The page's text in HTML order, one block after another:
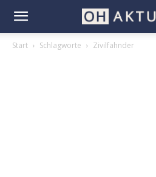
Start Schlagworte Zivilfahnder